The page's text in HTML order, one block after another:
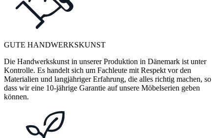
GUTE HANDWERKSKUNST
Die Handwerkskunst in unserer Produktion in Dänemark ist unter
Kontrolle. Es handelt sich um Fachleute mit Respekt vor den
Materialien und langjähriger Erfahrung, die alles richtig machen, so
dass wir eine 10-jährige Garantie auf unsere Möbelserien geben
können.